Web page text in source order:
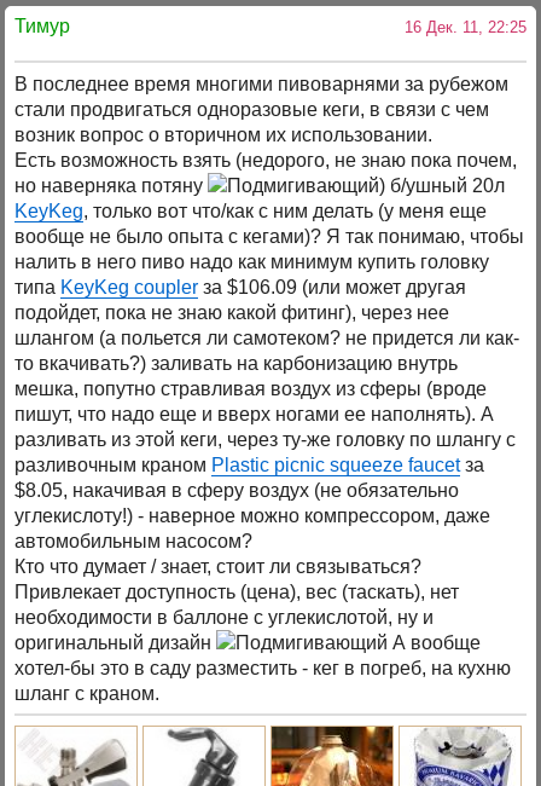
Тимур 16 Дек. 11, 22:25
В последнее время многими пивоварнями за рубежом
стали продвигаться одноразовые кеги, в связи с чем
возник вопрос о вторичном их использовании.
Есть возможность взять (недорого, не знаю пока почем,
но наверняка потяну
) б/ушный 20л
KeyKeg, только вот что/как с ним делать (у меня еще
вообще не было опыта с кегами)? Я так понимаю, чтобы
налить в него пиво надо как минимум купить головку
типа KeyKeg coupler за $106.09 (или может другая
подойдет, пока не знаю какой фитинг), через нее
шлангом (а польется ли самотеком? не придется ли как-
то вкачивать?) заливать на карбонизацию внутрь
мешка, попутно стравливая воздух из сферы (вроде
пишут, что надо еще и вверх ногами ее наполнять). А
разливать из этой кеги, через ту-же головку по шлангу с
разливочным краном Plastic picnic squeeze faucetза
$8.05, накачивая в сферу воздух (не обязательно
углекислоту!) - наверное можно компрессором, даже
автомобильным насосом?
Кто что думает / знает, стоит ли связываться?
Привлекает доступность (цена), вес (таскать), нет
необходимости в баллоне с углекислотой, ну и
оригинальный дизайн
А вообще
хотел-бы это в саду разместить - кег в погреб, на кухню
шланг с краном.